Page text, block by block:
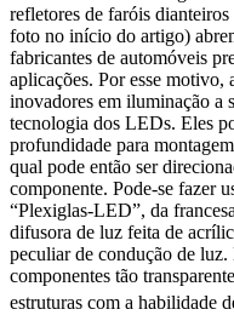
refletores de faróis
foto no início do artigo)
fabricantes de automóveis
aplicações. Por esse motivo,
inovadores em iluminação a
tecnologia dos LEDs. Eles
profundidade para
qual pode então ser
componente. Pode-se fazer
“Plexiglas-LED”, da
difusora de luz feita de
peculiar de condução de
componentes tão
estruturas com a habilidade